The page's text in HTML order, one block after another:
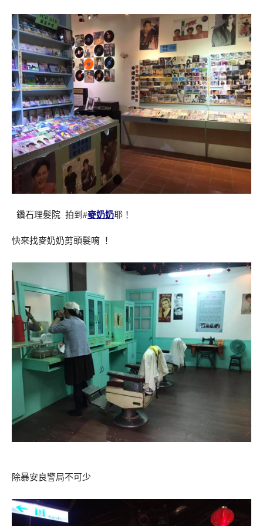
鑽石理髮院 拍到#麥奶奶耶！
快來找麥奶奶剪頭髮唷 ！
除暴安良警局不可少